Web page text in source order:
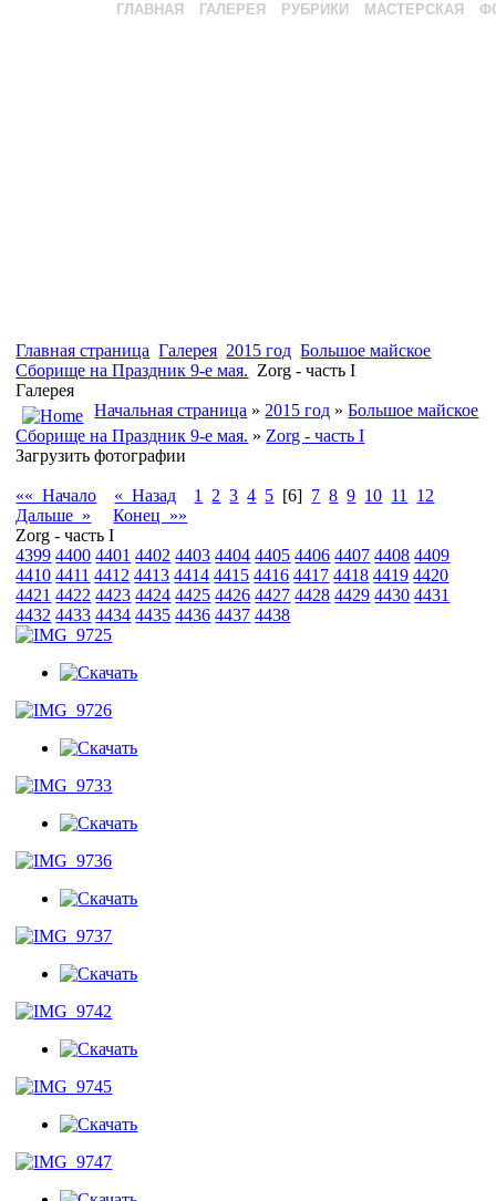
ГЛАВНАЯ ГАЛЕРЕЯ РУБРИКИ МАСТЕРСКАЯ
Главная страница Галерея 2015 год Большое майское
Сборище на Праздник 9-е мая. Zorg - часть I
Галерея
Начальная страница » 2015 год »Большое майское
Сборище на Праздник 9-е мая. » Zorg - часть I
Загрузить фотографии
«« Начало « Назад 1 2 3 4 5 [6] 7 8 9 10 11
12
Дальше »
Конец »»
Zorg - часть I
4399 4400 4401 4402 4403 4404 4405 4406 4407 4408 4409
4410 4411 4412 4413 4414 4415 4416 4417 4418 4419 4420
4421 4422 4423 4424 4425 4426 4427 4428 4429 4430 4431
4432 4433 4434 4435 4436 4437 4438